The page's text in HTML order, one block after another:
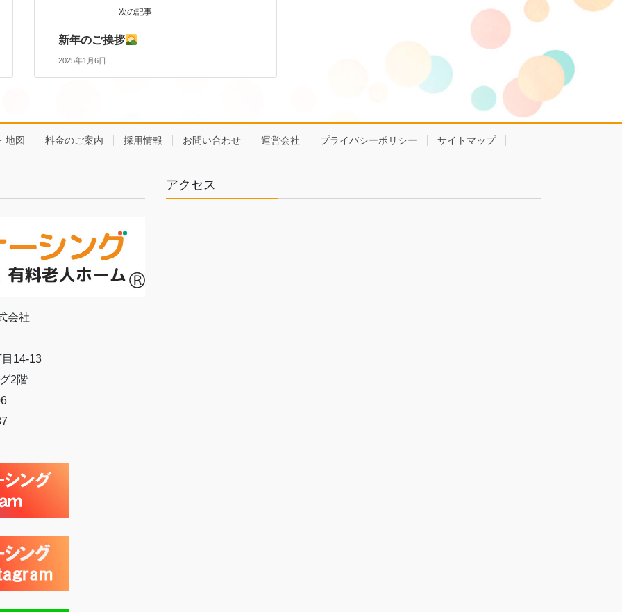
次の記事
新年のご挨拶
2025年1月6日
地図 料金のご案内 採用情報 お問い合わせ 運営会社 プライバシーポリシー サイトマップ
会社
14-13
2階
アクセス